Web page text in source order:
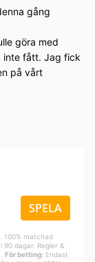
gång
göra med
inte fått. Jag fick
på vårt
SPELA
100% matchad
90 dagar. Regler &
För betting: Endast